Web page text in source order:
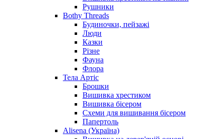
Рушники
Bothy Threads
Будиночки, пейзажі
Люди
Казки
Різне
Фауна
Флора
Тела Артіс
Брошки
Вишивка хрестиком
Вишивка бісером
Схеми для вишивання бісером
Папертоль
Alisena (Україна)